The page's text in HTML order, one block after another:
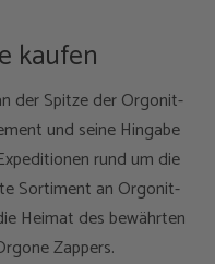
kaufen
der Spitze der Orgonit-
und seine Hingabe
rund um die
Sortiment an Orgonit-
Heimat des bewährten
Zappers.